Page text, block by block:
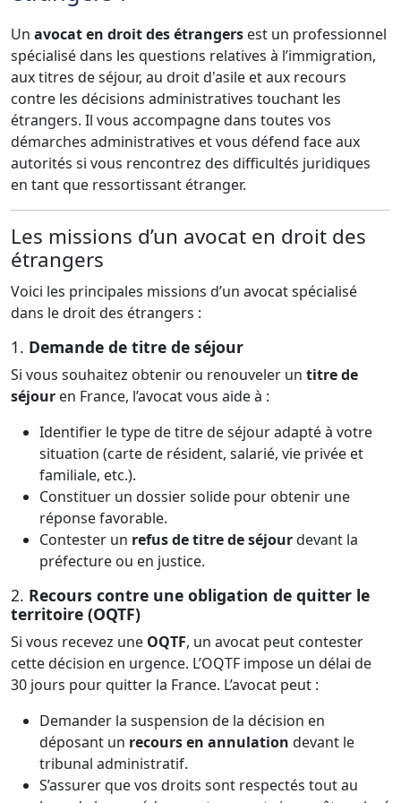
Un avocat en droit des étrangers est un professionnel
spécialisé dans les questions relatives à l’immigration,
aux titres de séjour, au droit d'asile et aux recours
contre les décisions administratives touchant les
étrangers. Il vous accompagne dans toutes vos
démarches administratives et vous défend face aux
autorités si vous rencontrez des difficultés juridiques
en tant que ressortissant étranger.
Les missions d’un avocat en droit des
étrangers
Voici les principales missions d’un avocat spécialisé
dans le droit des étrangers :
1. Demande de titre de séjour
Si vous souhaitez obtenir ou renouveler un titre de
séjour en France, l’avocat vous aide à :
Identifier le type de titre de séjour adapté à votre
situation (carte de résident, salarié, vie privée et
familiale, etc.).
Constituer un dossier solide pour obtenir une
réponse favorable.
Contester un refus de titre de séjourdevant la
préfecture ou en justice.
2. Recours contre une obligation de quitter le
territoire (OQTF)
Si vous recevez une OQTF, un avocat peut contester
cette décision en urgence. L’OQTF impose un délai de
30 jours pour quitter la France. L’avocat peut :
Demander la suspension de la décision en
déposant un recours en annulation devant le
tribunal administratif.
S’assurer que vos droits sont respectés tout au